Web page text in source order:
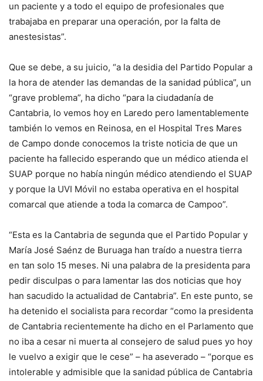
un paciente y a todo el equipo de profesionales que
trabajaba en preparar una operación, por la falta de
anestesistas”.
Que se debe, a su juicio, “a la desidia del Partido Popular a
la hora de atender las demandas de la sanidad pública”, un
“grave problema”, ha dicho “para la ciudadanía de
Cantabria, lo vemos hoy en Laredo pero lamentablemente
también lo vemos en Reinosa, en el Hospital Tres Mares
de Campo donde conocemos la triste noticia de que un
paciente ha fallecido esperando que un médico atienda el
SUAP porque no había ningún médico atendiendo el SUAP
y porque la UVI Móvil no estaba operativa en el hospital
comarcal que atiende a toda la comarca de Campoo”.
“Esta es la Cantabria de segunda que el Partido Popular y
María José Saénz de Buruaga han traído a nuestra tierra
en tan solo 15 meses. Ni una palabra de la presidenta para
pedir disculpas o para lamentar las dos noticias que hoy
han sacudido la actualidad de Cantabria”. En este punto, se
ha detenido el socialista para recordar “como la presidenta
de Cantabria recientemente ha dicho en el Parlamento que
no iba a cesar ni muerta al consejero de salud pues yo hoy
le vuelvo a exigir que le cese” – ha aseverado – “porque es
intolerable y admisible que la sanidad pública de Cantabria